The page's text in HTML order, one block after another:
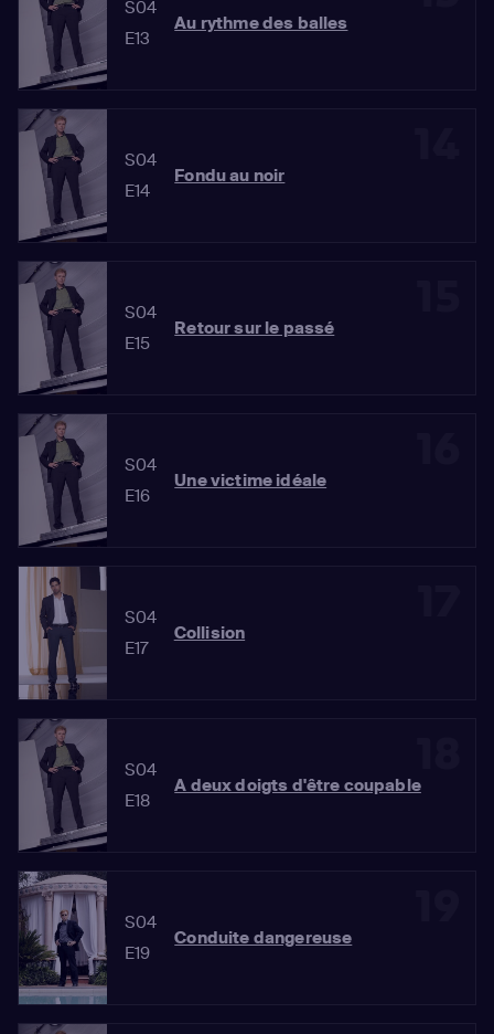
S04
E13
Au rythme des balles
S04
E14
Fondu au noir
S04
E15
Retour sur le passé
S04
E16
Une victime idéale
S04
E17
Collision
S04
E18
A deux doigts d'être coupable
S04
E19
Conduite dangereuse